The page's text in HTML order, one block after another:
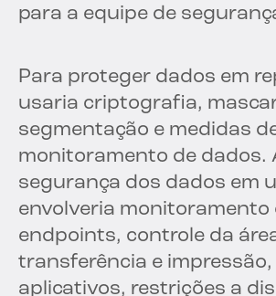
para a equipe de
Para proteger dados em
usaria criptografia,
segmentação e medidas
monitoramento de dados.
segurança dos dados em
envolveria monitoramento
endpoints, controle da
transferência e
aplicativos, restrições a